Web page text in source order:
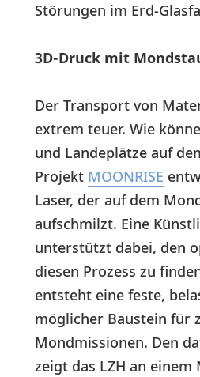
Störungen im Erd-
3D-Druck mit
Der Transport von
extrem teuer. Wie
und Landeplätze auf
Projekt MOONRISE
Laser, der auf dem
aufschmilzt. Eine
unterstützt dabei, den
diesen Prozess zu
entsteht eine feste,
möglicher Baustein für
Mondmissionen. Den
zeigt das LZH an einem